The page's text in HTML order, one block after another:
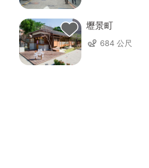
壢景町
684 公尺